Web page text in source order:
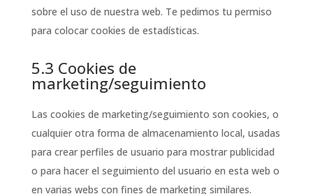
sobre el uso de nuestra web. Te pedimos tu permiso
para colocar cookies de estadísticas.
5.3 Cookies de
marketing/seguimiento
Las cookies de marketing/seguimiento son cookies, o
cualquier otra forma de almacenamiento local, usadas
para crear perfiles de usuario para mostrar publicidad
o para hacer el seguimiento del usuario en esta web o
en varias webs con fines de marketing similares.